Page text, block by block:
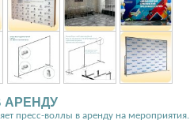
АРЕНДУ
пресс-воллы в аренду на мероприятия.